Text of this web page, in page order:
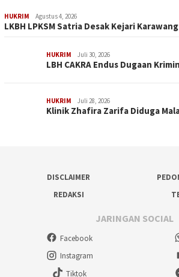
HUKRIM Agustus 4, 2026
LKBH LPKSM Satria Desak Kejari
HUKRIM Juli 30, 2026
LBH CAKRA Endus Dugaan
HUKRIM Juli 28, 2026
Klinik Zhafira Zarifa Diduga
DISCLAIMER
REDAKSI
JARINGAN SOCIAL
Facebook
Instagram
Tiktok